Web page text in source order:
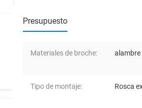
Presupuesto
Materiales de broche: alambre
Tipo de montaje: Rosca